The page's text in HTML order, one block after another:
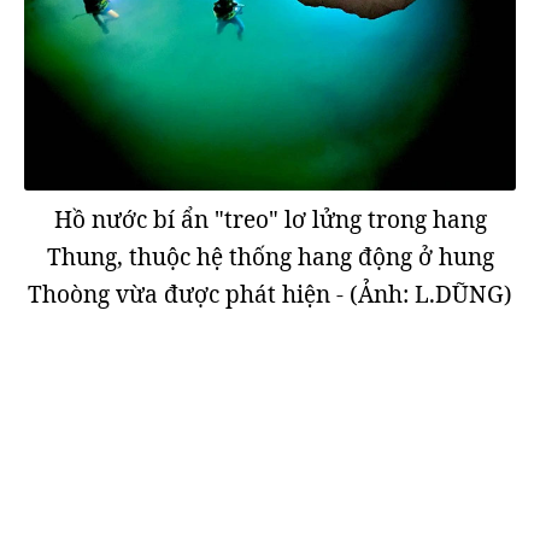
Hồ nước bí ẩn "treo" lơ lửng trong hang
Thung, thuộc hệ thống hang động ở hung
Thoòng vừa được phát hiện - (Ảnh: L.DŨNG)